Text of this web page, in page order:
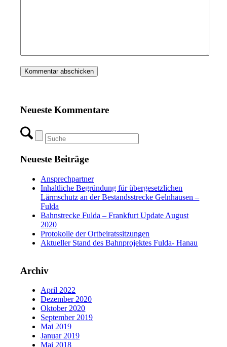
Neueste Kommentare
Neueste Beiträge
Ansprechpartner
Inhaltliche Begründung für übergesetzlichen
Lärmschutz an der Bestandsstrecke Gelnhausen –
Fulda
Bahnstrecke Fulda – Frankfurt Update August
2020
Protokolle der Ortbeiratssitzungen
Aktueller Stand des Bahnprojektes Fulda- Hanau
Archiv
April 2022
Dezember 2020
Oktober 2020
September 2019
Mai 2019
Januar 2019
Mai 2018